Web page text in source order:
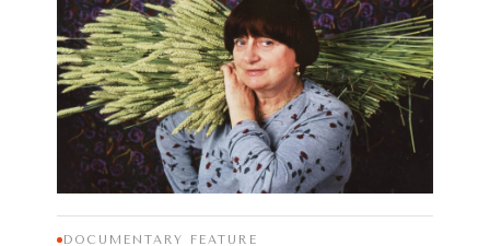
DOCUMENTARY FEATURE